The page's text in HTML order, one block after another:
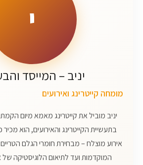
י
יניב – המייסד
מומחה קייטרינג ואירועים
יניב מוביל את קייטרינג מאמא מיום
בתעשיית הקייטרינג והאירועים, הוא
אירוע מוצלח – מבחירת חומרי הגלם
המוקדמות ועד לתיאום הלוגיסטיקה של